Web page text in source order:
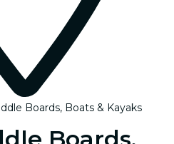
Boards, Boats & Kayaks
Boards,